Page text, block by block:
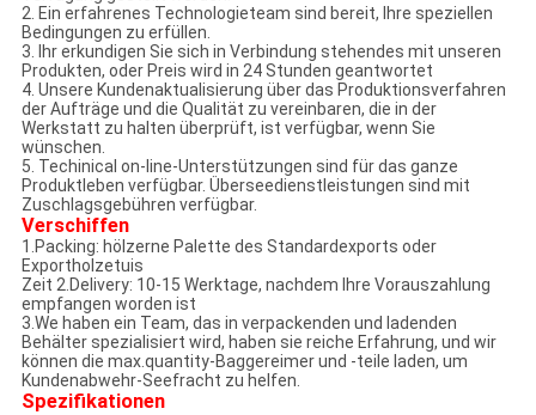
2. Ein erfahrenes Technologieteam sind bereit, Ihre speziellen
Bedingungen zu erfüllen.
3. Ihr erkundigen Sie sich in Verbindung stehendes mit unseren
Produkten, oder Preis wird in 24 Stunden geantwortet
4. Unsere Kundenaktualisierung über das Produktionsverfahren
der Aufträge und die Qualität zu vereinbaren, die in der
Werkstatt zu halten überprüft, ist verfügbar, wenn Sie
wünschen.
5. Techinical on-line-Unterstützungen sind für das ganze
Produktleben verfügbar. Überseedienstleistungen sind mit
Zuschlagsgebühren verfügbar.
Verschiffen
1.Packing: hölzerne Palette des Standardexports oder
Exportholzetuis
Zeit 2.Delivery: 10-15 Werktage, nachdem Ihre Vorauszahlung
empfangen worden ist
3.We haben ein Team, das in verpackenden und ladenden
Behälter spezialisiert wird, haben sie reiche Erfahrung, und wir
können die max.quantity-Baggereimer und -teile laden, um
Kundenabwehr-Seefracht zu helfen.
Spezifikationen